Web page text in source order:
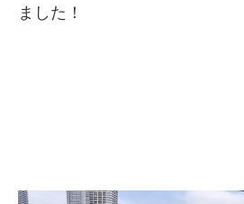
ました！